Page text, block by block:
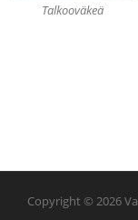
Talkooväkeä
Copyright © 2026